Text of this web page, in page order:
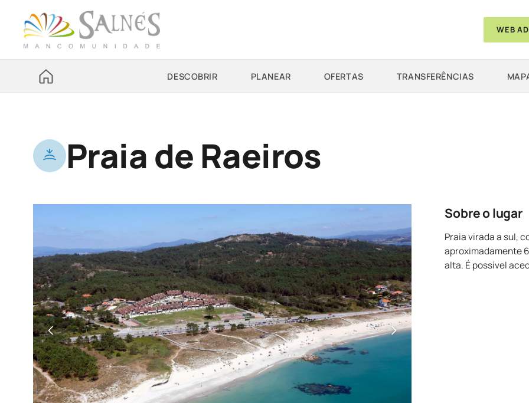
WEB
DESCOBRIR PLANEAR OFERTAS TRANSFERÊNCIAS
Praia de Raeiros
Sobre o lugar
Praia virada a sul,
aproximadamente
alta. É possível